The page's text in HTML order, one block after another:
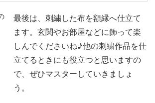
02:31
文字の刺繍をする 02:59
する 08:18
する
最後は、刺繍した布を額縁へ仕立て
ます。玄関やお部屋などに飾って楽
しんでくださいね♪他の刺繍作品を仕
立てるときにも役立つと思いますの
で、ぜひマスターしていきましょ
う。